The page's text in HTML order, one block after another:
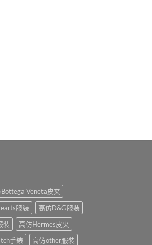
Veneta皮夹
服裝
高仿D&G服裝
裝
高仿Hermes皮夹
手錶 高仿other服裝